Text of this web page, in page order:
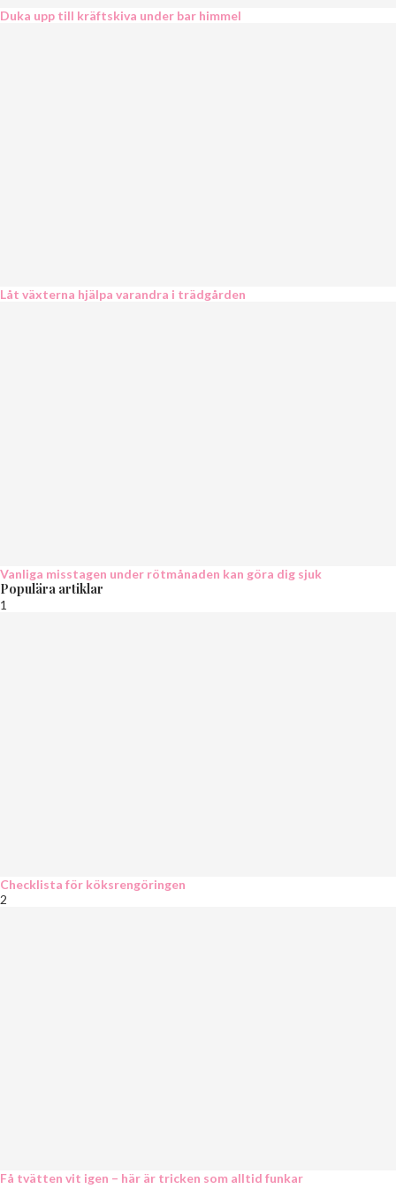
Duka upp till kräftskiva under bar himmel
Låt växterna hjälpa varandra i trädgården
Vanliga misstagen under rötmånaden kan göra dig sjuk
Populära artiklar
1
Checklista för köksrengöringen
2
Få tvätten vit igen – här är tricken som alltid funkar